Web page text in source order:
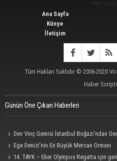
Ana Sayfa
Künye
İletişim
Tüm Hakları Saklıdır © 2006-2020
Haber Scripti
Günün Öne Çıkan Haberleri
Dev Vinç Gemisi İstanbul Boğazı'ndan
Ege Denizi’nin En Büyük Mercan Ormanı
14. TAYK – Eker Olympos Regatta için